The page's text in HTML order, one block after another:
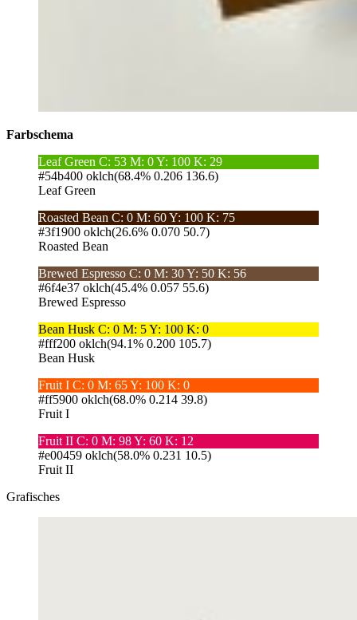
Farbschema
Leaf Green C: 53 M: 0 Y: 100 K: 29
#54b400 oklch(68.4% 0.206 136.6)
Leaf Green
Roasted Bean C: 0 M: 60 Y: 100 K: 75
#3f1900 oklch(26.6% 0.070 50.7)
Roasted Bean
Brewed Espresso C: 0 M: 30 Y: 50 K: 56
#6f4e37 oklch(45.4% 0.057 55.6)
Brewed Espresso
Bean Husk C: 0 M: 5 Y: 100 K: 0
#fff200 oklch(94.1% 0.200 105.7)
Bean Husk
Fruit I C: 0 M: 65 Y: 100 K: 0
#ff5900 oklch(68.0% 0.214 39.8)
Fruit I
Fruit II C: 0 M: 98 Y: 60 K: 12
#e00459 oklch(58.0% 0.231 10.5)
Fruit II
Grafisches